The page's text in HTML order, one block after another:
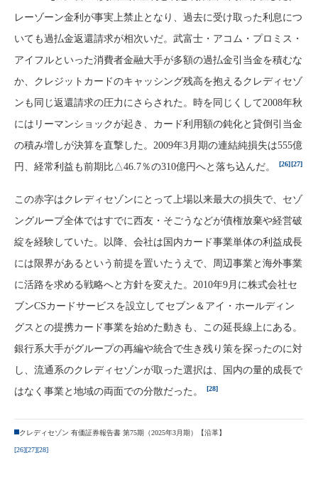
レーゾーン金利が事実上禁止となり、過去に受け取った利息につ
いても過払金返還請求が相次いだ。武富士・アコム・プロミス・
アイフルといった消費者金融大手が多額の過払金引当金を積むな
か、クレジットカードのキャッシング残高を抱えるクレディセゾ
ンも同じ返還請求の圧力にさらされた。時を同じくして2008年秋
にはリーマンショックが起き、カード利用額の鈍化と貸倒引当金
の積み増しが決算を直撃した。2009年3月期の連結純損失は555億
円、経常利益も前期比△46.7％の310億円へと落ち込んだ。
[26][27]
この赤字はクレディセゾンにとって上場以来最大の損失で、セゾ
ングループ全体ではすでに西友・そごうなどが債権放棄や経営破
綻を経験していた。以降、会社は国内カード事業単体の利益成長
には限界があるという前提を置いたうえで、周辺事業と海外事業
に活路を求める戦略へと方針を変えた。2010年9月に株式会社セ
ブンCSカードサービスを設立してセブン＆アイ・ホールディン
グスとの提携カード事業を始めた動きも、この延長線上にある。
銀行系大手がグループの再編や統合で生き残り策を探ったのに対
し、流通系のクレディセゾンが取った選択は、国内の量的成長で
はなく事業と地域の両面での分散だった。
[28]
クレディセゾン 有価証券報告書 第75期（2025年3月期）【沿革】
[26][27][28]